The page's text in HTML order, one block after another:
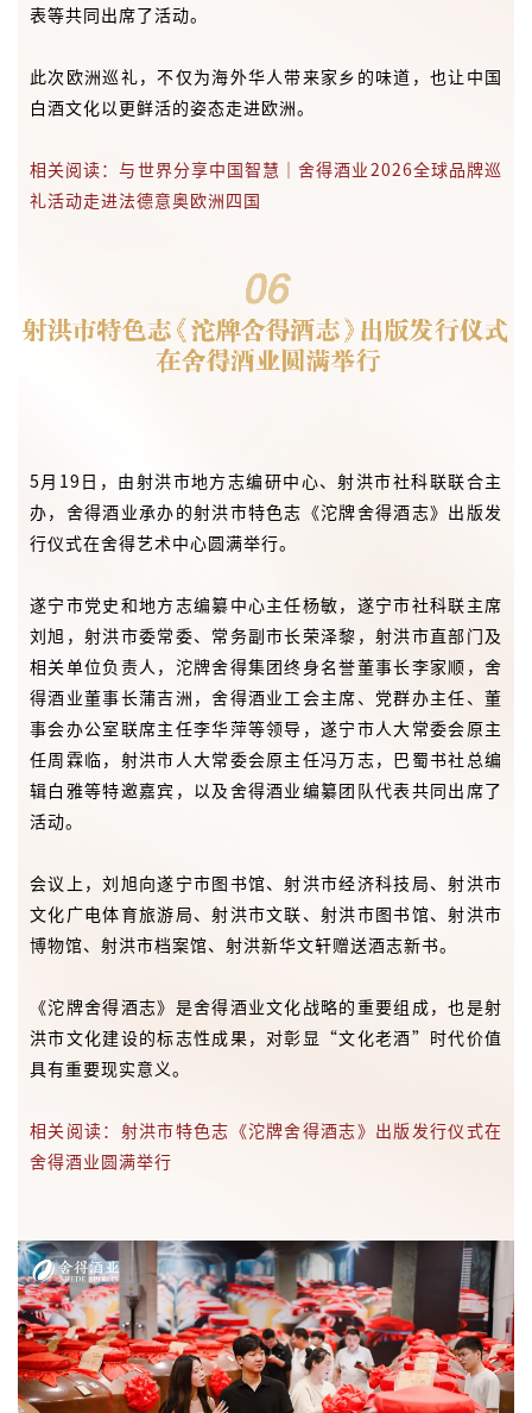
表等共同出席了活动。
此次欧洲巡礼，不仅为海外华人带来家乡的味道，也让中国
白酒文化以更鲜活的姿态走进欧洲。
相关阅读：与世界分享中国智慧｜舍得酒业2026全球品牌巡
礼活动走进法德意奥欧洲四国
5月19日，由射洪市地方志编研中心、射洪市社科联联合主
办，舍得酒业承办的射洪市特色志《沱牌舍得酒志》出版发
行仪式在舍得艺术中心圆满举行。
遂宁市党史和地方志编纂中心主任杨敏，遂宁市社科联主席
刘旭，射洪市委常委、常务副市长荣泽黎，射洪市直部门及
相关单位负责人，沱牌舍得集团终身名誉董事长李家顺，舍
得酒业董事长蒲吉洲，舍得酒业工会主席、党群办主任、董
事会办公室联席主任李华萍等领导，遂宁市人大常委会原主
任周霖临，射洪市人大常委会原主任冯万志，巴蜀书社总编
辑白雅等特邀嘉宾，以及舍得酒业编纂团队代表共同出席了
活动。
会议上，刘旭向遂宁市图书馆、射洪市经济科技局、射洪市
文化广电体育旅游局、射洪市文联、射洪市图书馆、射洪市
博物馆、射洪市档案馆、射洪新华文轩赠送酒志新书。
《沱牌舍得酒志》是舍得酒业文化战略的重要组成，也是射
洪市文化建设的标志性成果，对彰显“文化老酒”时代价值
具有重要现实意义。
相关阅读：射洪市特色志《沱牌舍得酒志》出版发行仪式在
舍得酒业圆满举行